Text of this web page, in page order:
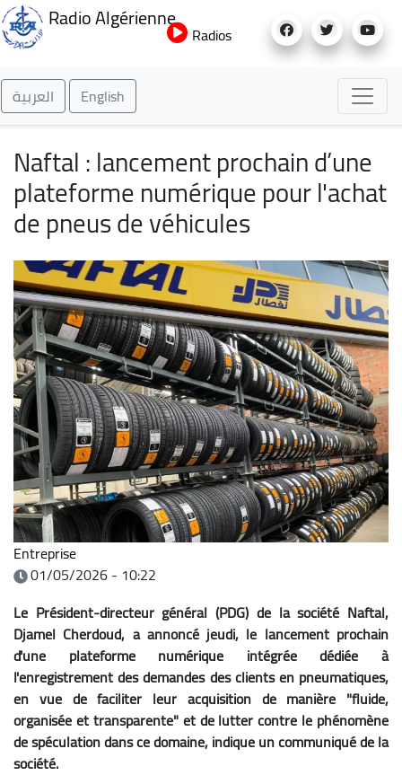
au
Radio Algérienne
Radios
العربية English
Naftal : lancement prochain d’une
plateforme numérique pour l'achat
de pneus de véhicules
Entreprise
01/05/2026 - 10:22
Le Président-directeur général (PDG) de la société Naftal,
Djamel Cherdoud, a annoncé jeudi, le lancement prochain
d'une plateforme numérique intégrée dédiée à
l'enregistrement des demandes des clients en pneumatiques,
en vue de faciliter leur acquisition de manière "fluide,
organisée et transparente" et de lutter contre le phénomène
de spéculation dans ce domaine, indique un communiqué de la
société.